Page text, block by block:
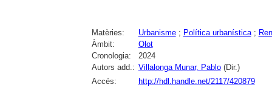
Matèries: Urbanisme; Política urbanística;
Àmbit:
Olot
Cronologia:
2024
Autors add.: Villalonga Munar, Pablo(Dir.)
Accés:
http://hdl.handle.net/2117/420879